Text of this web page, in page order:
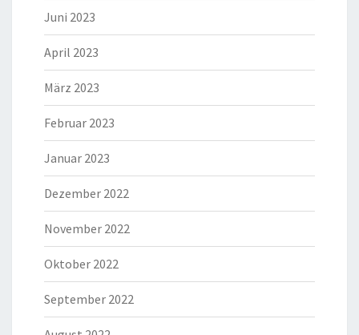
Juni 2023
April 2023
März 2023
Februar 2023
Januar 2023
Dezember 2022
November 2022
Oktober 2022
September 2022